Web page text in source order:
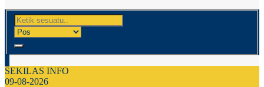
SEKILAS INFO
09-08-2026